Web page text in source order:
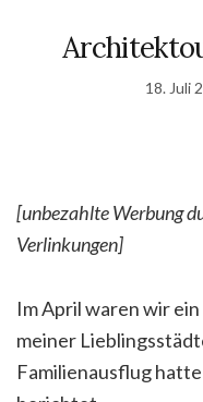
18. Juli
[unbezahlte Werbung
Verlinkungen]
Im April waren wir
meiner
Familienausflug